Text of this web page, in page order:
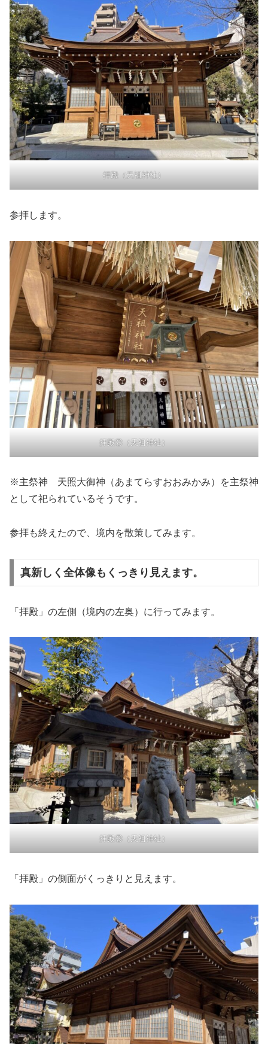
拝殿（天祖神社）
参拝します。
拝殿②（天祖神社）
※主祭神 天照大御神（あまてらすおおみかみ）を主祭神
として祀られているそうです。
参拝も終えたので、境内を散策してみます。
真新しく全体像もくっきり見えます。
「拝殿」の左側（境内の左奥）に行ってみます。
拝殿③（天祖神社）
「拝殿」の側面がくっきりと見えます。